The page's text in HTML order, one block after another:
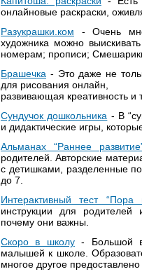
онлайновые раскраски,
Разукрашки.ком - Очень
художника можно
номерам; прописи;
Брашечка - Это даже не
для рисования онлайн,
развивающая креативность и
Сундучок дошкольника - В
и дидактические игры,
Альманах “Раннее
родителей. Авторские
с детишками, разделенные
до 7.
Интерактивный тест “Пора
инструкции для
почему они важны.
Скоро в школу- Большой
малышей к школе.
многое другое